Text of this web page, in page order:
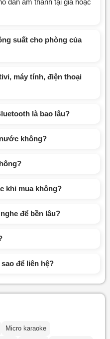
dàn âm thanh tại gia hoặc
suất cho phòng của
máy tính, điện thoại
là bao lâu?
không?
khi mua không?
để bền lâu?
để liên hệ?
Micro karaoke